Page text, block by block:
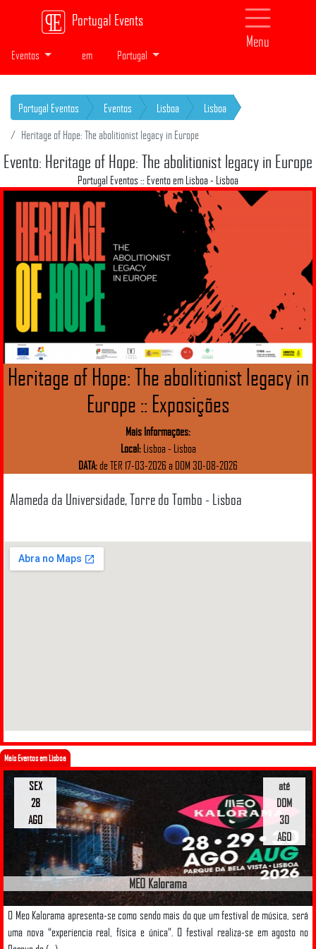
Portugal Events
Menu
Eventos em Portugal
Portugal Eventos Eventos Lisboa
Lisboa
Heritage of Hope: The abolitionist legacy in Europe
Evento: Heritage of Hope: The abolitionist legacy in Europe
Portugal Eventos :: Evento em Lisboa - Lisboa
Heritage of Hope: The abolitionist legacy in
Europe :: Exposições
Mais Informações:
Local:Lisboa - Lisboa
DATA:de TER 17-03-2026 a DOM 30-08-2026
Alameda da Universidade, Torre do Tombo - Lisboa
Mais Eventos em Lisboa
MEO Kalorama
O Meo Kalorama apresenta-se como sendo mais do que um festival de música, será
uma nova “experiencia real, física e única”. O festival realiza-se em agosto no
até
DOM
30
AGO
SEX
28
AGO